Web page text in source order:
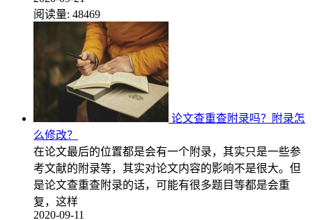
阅读量: 48469
论文查重查附录吗？附录怎
么修改？
在论文最后的位置都是会有一个附录，其实只是一些参
考文献的附录等，其实对论文内容的影响不是很大。但
是论文查重查附录的话，可能有很多题目等都是会重
复，这样
2020-09-11